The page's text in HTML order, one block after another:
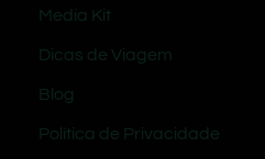
Media Kit
Dicas de Viagem
Blog
Política de Privacidade